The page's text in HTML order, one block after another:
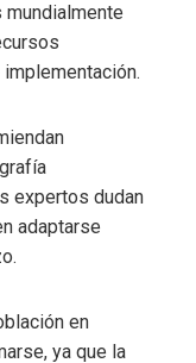
expertos dudan
adaptarse
en
ya que la